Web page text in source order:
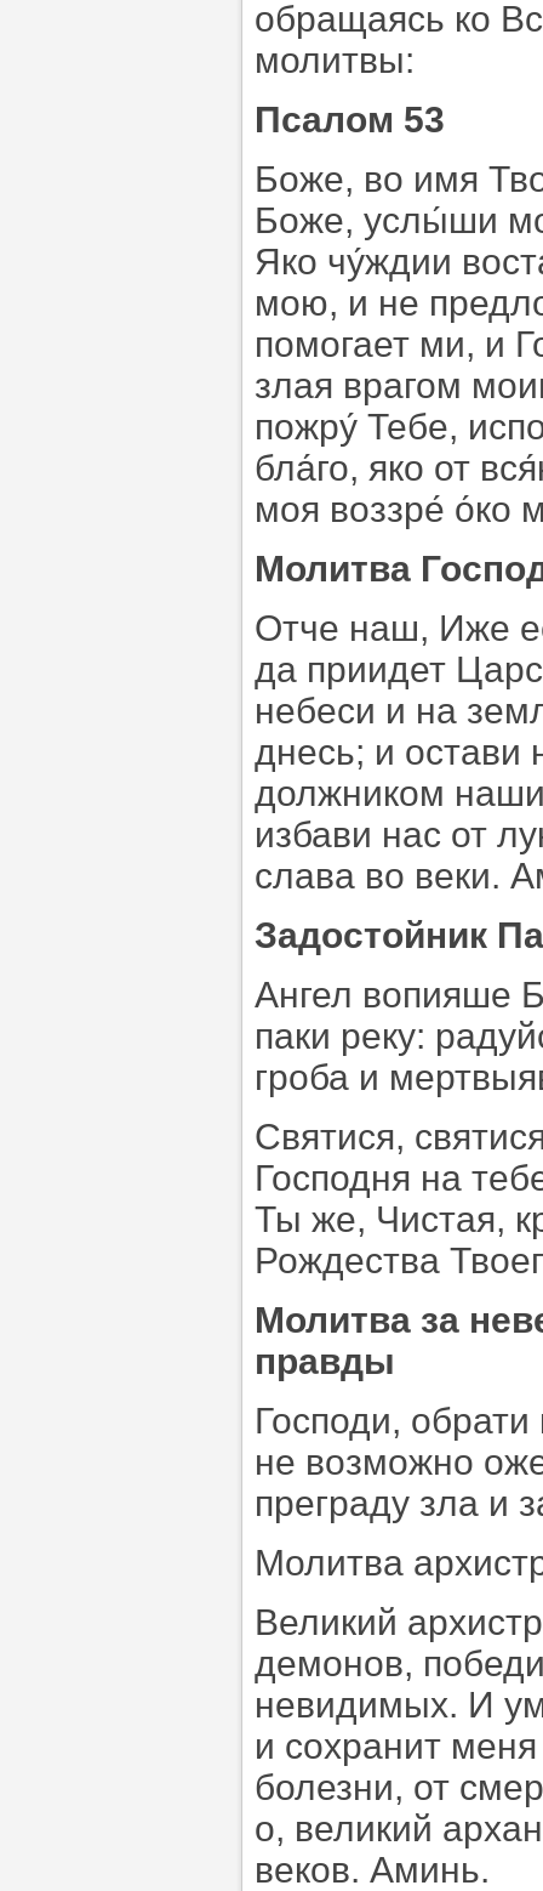
обращаясь ко
молитвы:
Псалом 53
Боже, во имя
Боже, услы́ши
Яко чу́ждии
мою, и не
помогает ми, и
злая врагом
пожру́ Тебе,
бла́го, яко от
моя воззре́ о́ко
Молитва
Отче наш, Иже
да приидет
небеси и на
днесь; и
должником
избави нас от
слава во веки.
Задостойник
Ангел вопияше
паки реку:
гроба и
Святися,
Господня на
Ты же, Чистая,
Рождества
Молитва за
правды
Господи,
не возможно
преграду зла и
Молитва
Великий
демонов,
невидимых. И
и сохранит меня
болезни, от
о, великий
веков. Аминь.